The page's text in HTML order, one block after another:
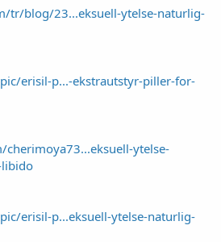
tr/blog/23...eksuell-ytelse-naturlig-
erisil-p...-ekstrautstyr-piller-for-
ytelse-
erisil-p...eksuell-ytelse-naturlig-